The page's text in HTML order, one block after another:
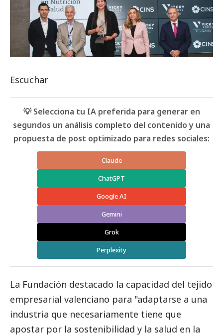
Escuchar
💡 Selecciona tu IA preferida para generar en
segundos un análisis completo del contenido y una
propuesta de post optimizado para redes sociales:
Claude
ChatGPT
Google AI
Gemini
Grok
Perplexity
La Fundación destacado la capacidad del tejido
empresarial valenciano para "adaptarse a una
industria que necesariamente tiene que
apostar por la sostenibilidad y la salud en la